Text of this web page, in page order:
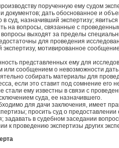
порученную ему судом
документов; дать обоснованное и
суд, назначивший экспертизу;
на вопросы, связанные с
выходят за пределы
для проведения
экспертизу, мотивированное
представленных ему для
или сообщением о невозможности
собирать материалы для
если это ставит под сомнение его
стали ему известны в связи с
суда, ее назначившего.
для дачи заключения, имеет
просить суд о
задавать в судебном заседании
к проведению экспертизы других